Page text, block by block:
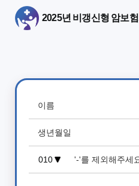
2025년 비갱신형 암보